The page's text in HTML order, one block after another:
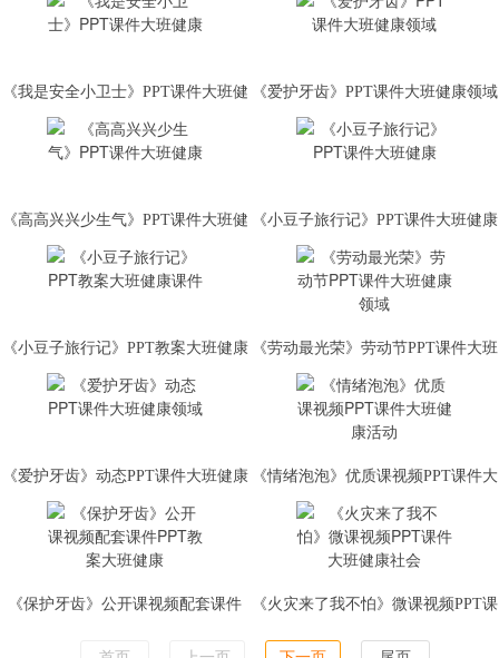
《我是安全小卫士》PPT课件大班健
《爱护牙齿》PPT课件大班健康领域
《高高兴兴少生气》PPT课件大班健
《小豆子旅行记》PPT课件大班健康
《小豆子旅行记》PPT教案大班健康
《劳动最光荣》劳动节PPT课件大班
《爱护牙齿》动态PPT课件大班健康
《情绪泡泡》优质课视频PPT课件大
《保护牙齿》公开课视频配套课件
《火灾来了我不怕》微课视频PPT课